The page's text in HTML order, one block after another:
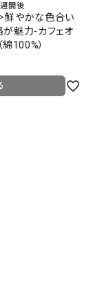
間後
鮮やかな色合い
魅力-カフェオ
綿100%）